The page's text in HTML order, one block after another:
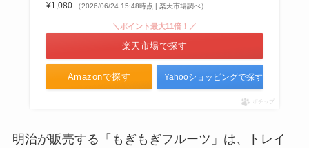
¥1,080
（2026/06/24 15:48時点 | 楽天市場調べ）
Amazonで探す
＼ポイント最大11倍！／
楽天市場で探す
Yahooショッピングで探す
ポチップ
明治が販売する「もぎもぎフルーツ」は、トレイ